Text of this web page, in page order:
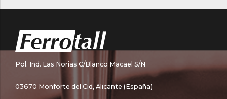
Pol. Ind. Las Norias C/Blanco Macael S/N
03670 Monforte del Cid, Alicante (España)